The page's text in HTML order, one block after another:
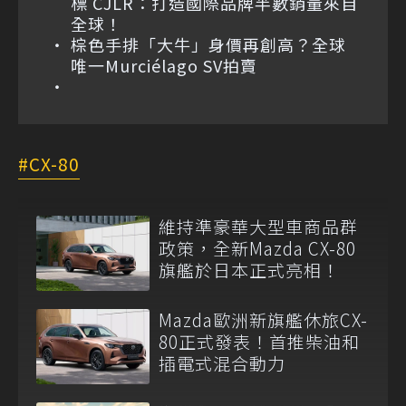
全球！
棕色手排「大牛」身價再創高？全球
唯一Murciélago SV拍賣
CX-80
維持準豪華大型車商品群
政策，全新Mazda CX-80
旗艦於日本正式亮相！
Mazda歐洲新旗艦休旅CX-
80正式發表！首推柴油和
插電式混合動力